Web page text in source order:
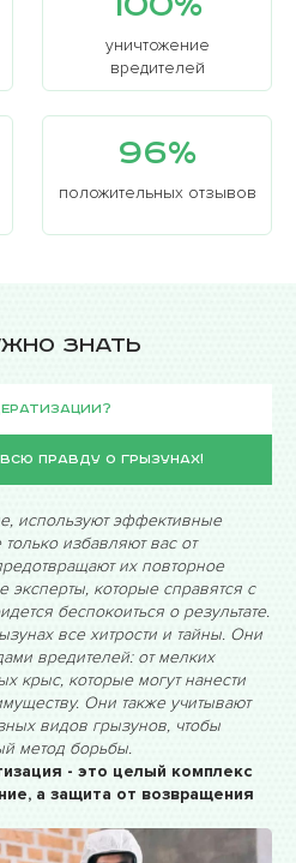
уничтожение
вредителей
96%
положительных отзывов
знать
правду о грызунах!
используют эффективные
избавляют вас от
их повторное
которые справятся с
беспокоиться о результате.
все хитрости и тайны. Они
вредителей: от мелких
крыс, которые могут нанести
Они также учитывают
видов грызунов, чтобы
метод борьбы.
- это целый комплекс
а защита от возвращения